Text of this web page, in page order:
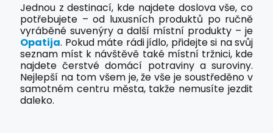
Jednou z destinací, kde najdete doslova vše, co
potřebujete – od luxusních produktů po ručně
vyráběné suvenýry a další místní produkty – je
Opatija. Pokud máte rádi jídlo, přidejte si na svůj
seznam míst k návštěvě také místní tržnici, kde
najdete čerstvé domácí potraviny a suroviny.
Nejlepší na tom všem je, že vše je soustředěno v
samotném centru města, takže nemusíte jezdit
daleko.